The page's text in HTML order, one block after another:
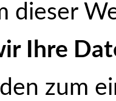
dieser
Ihre
zum